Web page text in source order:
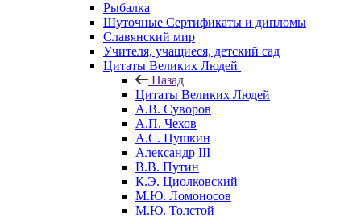
Рыбалка
Шуточные Сертификаты и дипломы
Славянский мир
Учителя, учащиеся, детский сад
Цитаты Великих Людей
Назад
Цитаты Великих Людей
А.В. Суворов
А.П. Чехов
А.С. Пушкин
Александр III
В.В. Путин
К.Э. Циолковский
М.Ю. Ломоносов
М.Ю. Толстой